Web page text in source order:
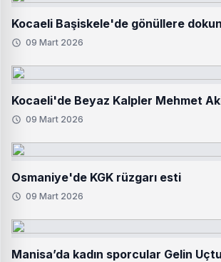
Kocaeli Başiskele'de gönüllere
09 Mart 2026
Kocaeli'de Beyaz Kalpler Mehmet
09 Mart 2026
Osmaniye'de KGK rüzgarı esti
09 Mart 2026
Manisa’da kadın sporcular Gelin